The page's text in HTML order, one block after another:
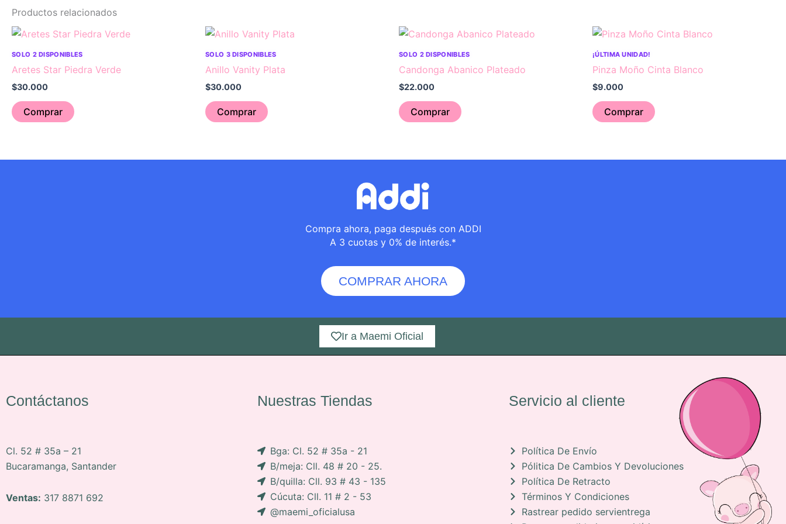
Productos relacionados
SOLO 2 DISPONIBLES
Aretes Star Piedra Verde
$30.000
Comprar
SOLO 3 DISPONIBLES
Anillo Vanity Plata
$30.000
Comprar
SOLO 2 DISPONIBLES
Candonga Abanico Plateado
$22.000
Comprar
¡ÚLTIMA UNIDAD!
Pinza Moño Cinta Blanco
$9.000
Comprar
Compra ahora, paga después con ADDI
A 3 cuotas y 0% de interés.*
COMPRAR AHORA
Ir a Maemi Oficial
Contáctanos
Cl. 52 # 35a – 21
Bucaramanga, Santander
Ventas: 317 8871 692
Nuestras Tiendas
Bga: Cl. 52 # 35a - 21
B/meja: Cll. 48 # 20 - 25.
B/quilla: Cll. 93 # 43 - 135
Cúcuta: Cll. 11 # 2 - 53
@maemi_oficialusa
Servicio al cliente
Política De Envío
Pólitica De Cambios Y Devoluciones
Política De Retracto
Términos Y Condiciones
Rastrear pedido servientrega